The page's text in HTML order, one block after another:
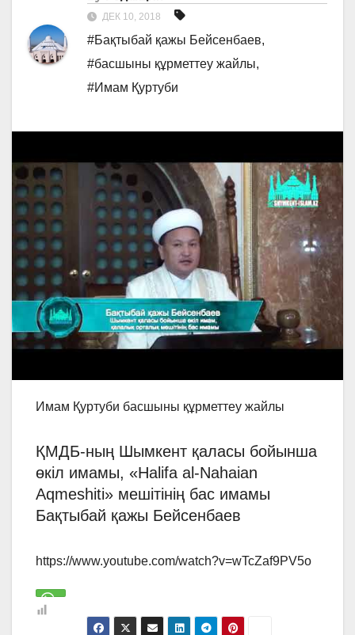
ДЕК 10, 2018
#Бақтыбай қажы Бейсенбаев,
#басшыны құрметтеу жайлы,
#Имам Қуртуби
Имам Қуртуби басшыны құрметтеу жайлы
ҚМДБ-ның Шымкент қаласы бойынша
өкіл имамы, «Halifa al-Nahaian
Aqmeshiti» мешітінің бас имамы
Бақтыбай қажы Бейсенбаев
https://www.youtube.com/watch?v=wTcZaf9PV5o